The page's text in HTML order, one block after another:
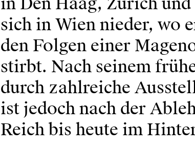
sich in Wien nieder, wo
den Folgen einer
stirbt. Nach seinem
durch zahlreiche
ist jedoch nach der
Reich bis heute im